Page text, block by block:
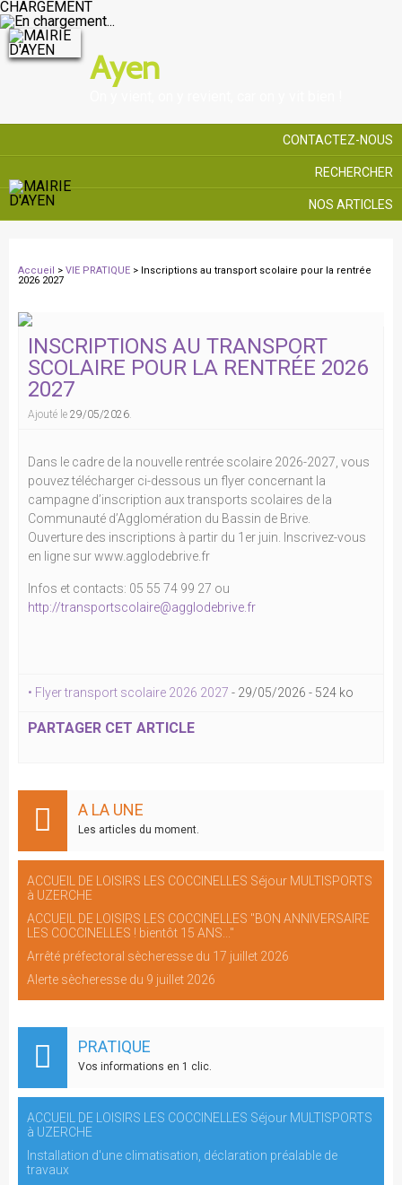
CHARGEMENT
Ayen
CONTACTEZ-NOUS
RECHERCHER
NOS ARTICLES
Accueil > VIE PRATIQUE > Inscriptions au transport scolaire pour la rentrée
2026 2027
INSCRIPTIONS AU TRANSPORT
SCOLAIRE POUR LA RENTRÉE 2026
2027
Ajouté le 29/05/2026.
Dans le cadre de la nouvelle rentrée scolaire 2026-2027, vous
pouvez télécharger ci-dessous un flyer concernant la
campagne d’inscription aux transports scolaires de la
Communauté d’Agglomération du Bassin de Brive.
Ouverture des inscriptions à partir du 1er juin. Inscrivez-vous
en ligne sur www.agglodebrive.fr
Infos et contacts: 05 55 74 99 27 ou
http://transportscolaire@agglodebrive.fr
• Flyer transport scolaire 2026 2027 - 29/05/2026 - 524 ko
PARTAGER CET ARTICLE
A LA UNE
Les articles du moment.
ACCUEIL DE LOISIRS LES COCCINELLES Séjour MULTISPORTS
à UZERCHE
ACCUEIL DE LOISIRS LES COCCINELLES "BON ANNIVERSAIRE
LES COCCINELLES ! bientôt 15 ANS..."
Arrêté préfectoral sècheresse du 17 juillet 2026
Alerte sècheresse du 9 juillet 2026
PRATIQUE
Vos informations en 1 clic.
ACCUEIL DE LOISIRS LES COCCINELLES Séjour MULTISPORTS
à UZERCHE
Installation d'une climatisation, déclaration préalable de
travaux